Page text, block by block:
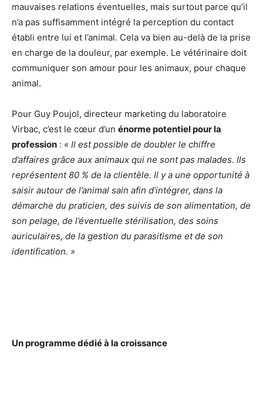
mauvaises relations éventuelles, mais surtout parce qu’il
n’a pas suffisamment intégré la perception du contact
établi entre lui et l’animal. Cela va bien au-delà de la prise
en charge de la douleur, par exemple. Le vétérinaire doit
communiquer son amour pour les animaux, pour chaque
animal.
Pour Guy Poujol, directeur marketing du laboratoire
Virbac, c’est le cœur d’un énorme potentiel pour la
profession : « Il est possible de doubler le chiffre
d’affaires grâce aux animaux qui ne sont pas malades. Ils
représentent 80 % de la clientèle. Il y a une opportunité à
saisir autour de l’animal sain afin d’intégrer, dans la
démarche du praticien, des suivis de son alimentation, de
son pelage, de l’éventuelle stérilisation, des soins
auriculaires, de la gestion du parasitisme et de son
identification. »
Un programme dédié à la croissance